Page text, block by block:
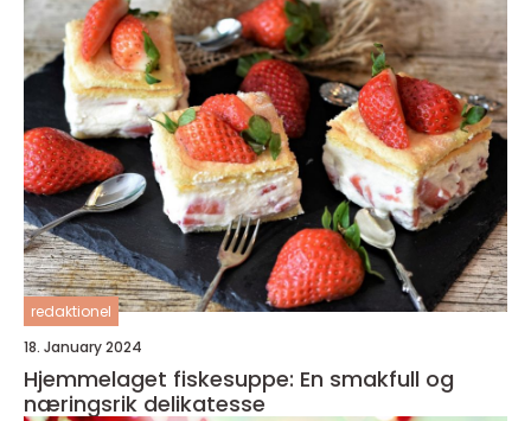
redaktionel
18. January 2024
Hjemmelaget fiskesuppe: En smakfull og
næringsrik delikatesse